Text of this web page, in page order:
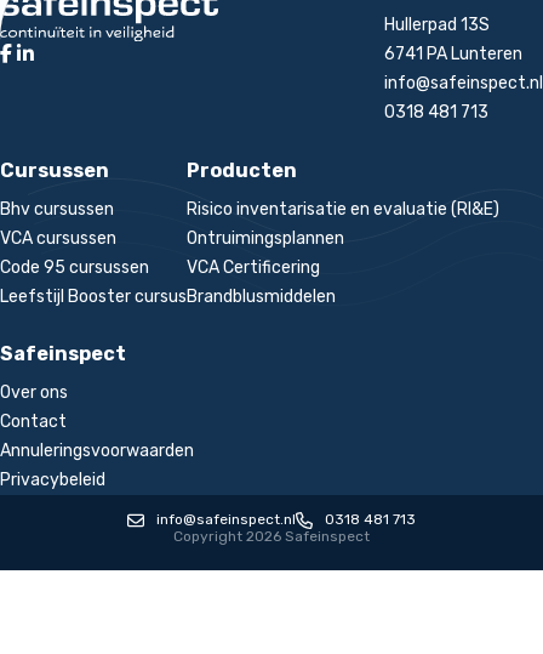
Hullerpad 13S
6741 PA Lunteren
info@safeinspect.nl
0318 481 713
Cursussen
Bhv cursussen
VCA cursussen
Code 95 cursussen
Leefstijl Booster cursus
Producten
Risico inventarisatie en evaluatie (RI&E)
Ontruimingsplannen
VCA Certificering
Brandblusmiddelen
Safeinspect
Over ons
Contact
Annuleringsvoorwaarden
Privacybeleid
Copyright 2026 Safeinspect
info@safeinspect.nl 0318 481 713